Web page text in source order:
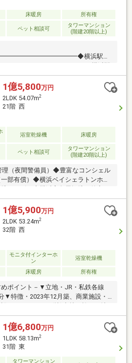
サロン・コインランドリー※一部有
っくりと内覧できます。
床暖房 所有権
ペット相談可
タワーマンション
(階建20階以上)
横浜駅直
人管理（夜間警備員）◆共用部4次
時間オンラインセキュリティシステ
シェルジュサービス（一部有償）◆横
ホテル＆タワーズ提携サービス◆横
商サービス◆各階に宅配ボックス・
ム・直接基礎構造を採用 ◆二重
用
1億5,800万円
2LDK 54.07m2
21階 西
浴室乾燥機 床暖房
ペット相談可
タワーマンション
(階建20階以上)
（夜間警備員）◆豊富なコンシェル
部有償）◆横浜ベイシェラトンホテ
配ボックス・ゴミ置場あり◆制振シ
礎構造を採用 ◆二重床・二重天井を
階・エントランスラウンジ・エント
パーティーラウンジ（集会室）・キ
会室）・テラスラウンジ（一時滞留
ドリー・ライブラリーサロン・フィ
（集会室）・シガールーム・ワークプ
イビューラウンジ・ゲストスイート
1億5,900万円
2LDK 53.24m2
32階 西
モニタ付インターホ
ン
浴室乾燥機
床暖房 所有権
めポイント－▼立地・JR・私鉄各線
▼特徴・2023年12月築、商業施設・
減する制振システム採用・食洗機・
付の対面式キッチン・ペット飼育可能
共用施設・コンシェルジュサービス
備・床暖房(LD)・ミストサウナ付浴
ロック・宅配ボックス▼周辺環境・
1億6,800万円
1LDK 58.13m2
31階 東
タワーマンション